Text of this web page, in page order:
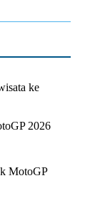
ke
2026
MotoGP